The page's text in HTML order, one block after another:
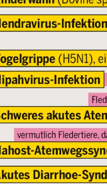
Warenkorb
lesen